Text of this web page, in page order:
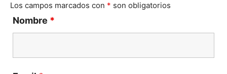
Los campos marcados con * son obligatorios
Nombre *